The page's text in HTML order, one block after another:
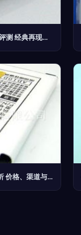
乔威诺基亚BL-4B 6111手机电池深度评测 经典再现与实用技巧指南
康佳手机电池供应商与批发市场全解析 价格、渠道与采购指南